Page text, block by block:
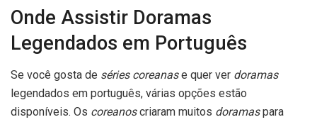
Onde Assistir Doramas
Legendados em Português
Se você gosta de séries coreanase quer ver doramas
legendados em português, várias opções estão
disponíveis. Os coreanoscriaram muitos doramaspara